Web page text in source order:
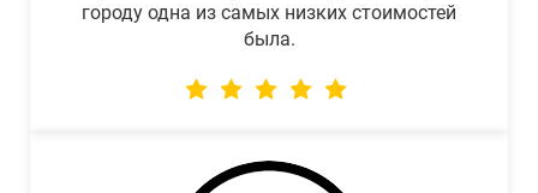
городу одна из самых низких стоимостей
была.